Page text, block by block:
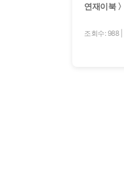
연재이북
조회수: 988